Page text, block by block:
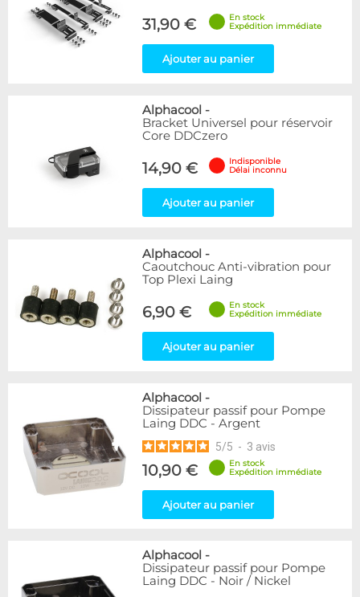
31,90 €
En stock
Expédition immédiate
Ajouter au panier
Alphacool -
Bracket Universel pour réservoir
Core DDCzero
14,90 €
Indisponible
Délai inconnu
Ajouter au panier
Alphacool -
Caoutchouc Anti-vibration pour
Top Plexi Laing
6,90 €
En stock
Expédition immédiate
Ajouter au panier
Alphacool -
Dissipateur passif pour Pompe
Laing DDC - Argent
5/5 - 3 avis
10,90 €
En stock
Expédition immédiate
Ajouter au panier
Alphacool -
Dissipateur passif pour Pompe
Laing DDC - Noir / Nickel